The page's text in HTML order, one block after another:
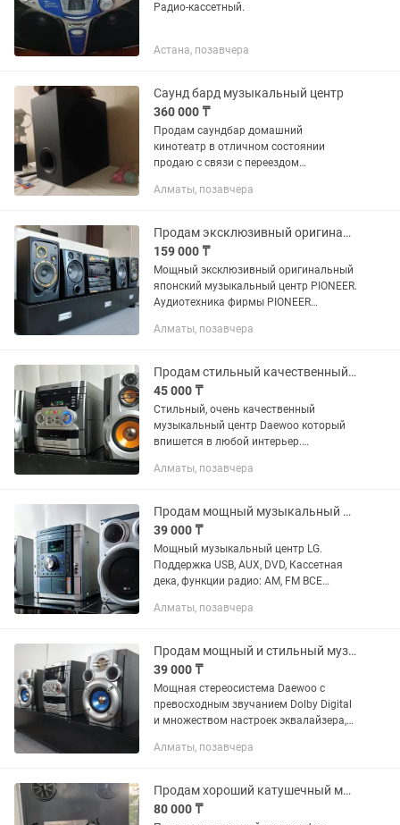
Радио-кассетный.
Астана, позавчера
Саунд бард музыкальный центр
360 000 ₸
Продам саундбар домашний
кинотеатр в отличном состоянии
продаю с связи с переездом
покупали за 400.000
Алматы, позавчера
Продам эксклюзивный оригинальный японский музыкальный центр Pioneer
159 000 ₸
Мощный эксклюзивный оригинальный
японский музыкальный центр PIONEER.
Аудиотехника фирмы PIONEER
звучания и надежностью, поэтому
пользуется...
Алматы, позавчера
Продам стильный качественный музыкальный центр, караоке, колонка
45 000 ₸
Стильный, очень качественный
музыкальный центр Daewoo который
впишется в любой интерьер.
системе передачи звука Dolby Digital
звучания....
Алматы, позавчера
Продам мощный музыкальный центр LG, с функцией караоке, колонка
39 000 ₸
Мощный музыкальный центр LG.
Поддержка USB, AUX, DVD, Кассетная
дека, функции радио: AM, FM ВСЕ
ОТЛИЧНОМ СОСТОЯНИИ!!
ТАКЖЕ К КОМПЬЮТЕРУ С...
Алматы, позавчера
Продам мощный и стильный музыкальный центр
39 000 ₸
Мощная стереосистема Daewoo с
превосходным звучанием Dolby Digital
и множеством настроек эквалайзера,
который гармонично впишется в
Алматы, позавчера
Продам хороший катушечный магнитофон обслуженыйОрбита 107С и Нота 203
80 000 ₸